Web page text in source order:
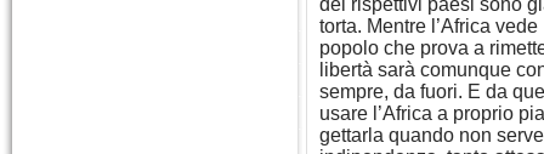
dei rispettivi paesi sono
torta. Mentre l’Africa
popolo che prova a
libertà sarà comunque
sempre, da fuori. E da
usare l’Africa a proprio
gettarla quando non